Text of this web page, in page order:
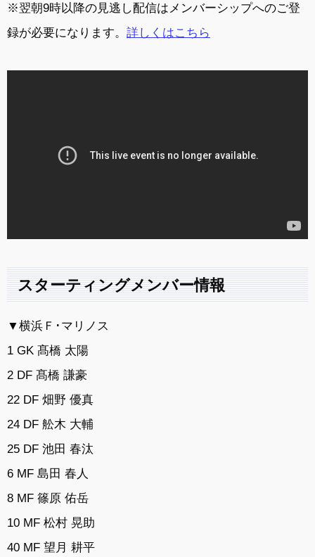
※翌朝9時以降の見逃し配信はメンバーシップへのご登
録が必要になります。 詳しくはこちら
スターティングメンバー情報
▼横浜Ｆ･マリノス
1 GK 髙橋 太陽
2 DF 髙橋 謙豪
22 DF 畑野 優真
24 DF 舩木 大輔
25 DF 池田 春汰
6 MF 島田 春人
8 MF 篠原 佑岳
10 MF 松村 晃助
40 MF 望月 耕平